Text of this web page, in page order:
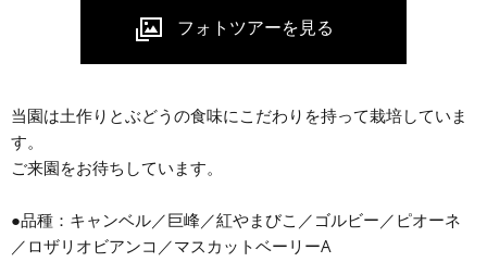
当園は土作りとぶどうの食味にこだわりを持って栽培していま
す。
ご来園をお待ちしています。
●品種：キャンベル／巨峰／紅やまびこ／ゴルビー／ピオーネ
／ロザリオビアンコ／マスカットベーリーA